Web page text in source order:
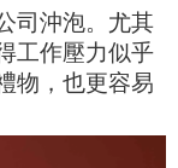
司沖泡。尤其
工作壓力似乎
物，也更容易